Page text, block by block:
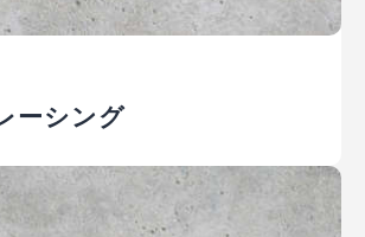
ーシング